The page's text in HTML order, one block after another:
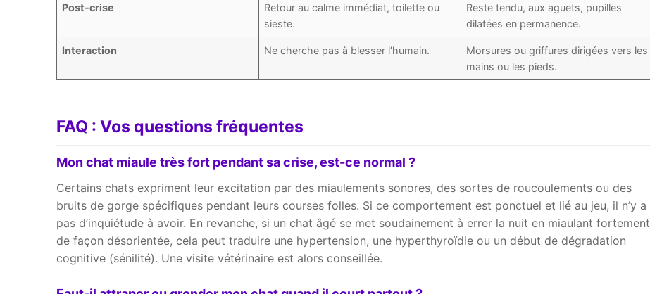
Post-crise
Retour au calme immédiat, toilette ou
sieste.
Reste tendu, aux aguets, pupilles
dilatées en permanence.
Interaction Ne cherche pas à blesser l’humain.
Morsures ou griffures dirigées vers les
mains ou les pieds.
FAQ : Vos questions fréquentes
Mon chat miaule très fort pendant sa crise, est-ce normal ?
Certains chats expriment leur excitation par des miaulements sonores, des sortes de roucoulements ou des
bruits de gorge spécifiques pendant leurs courses folles. Si ce comportement est ponctuel et lié au jeu, il n’y a
pas d’inquiétude à avoir. En revanche, si un chat âgé se met soudainement à errer la nuit en miaulant fortement
de façon désorientée, cela peut traduire une hypertension, une hyperthyroïdie ou un début de dégradation
cognitive (sénilité). Une visite vétérinaire est alors conseillée.